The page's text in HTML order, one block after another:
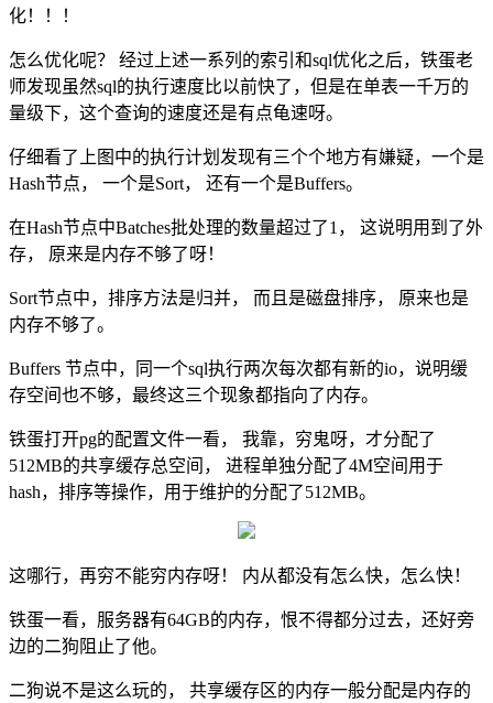
化！！！
怎么优化呢？ 经过上述一系列的索引和sql优化之后，铁蛋老
师发现虽然sql的执行速度比以前快了，但是在单表一千万的
量级下，这个查询的速度还是有点龟速呀。
仔细看了上图中的执行计划发现有三个个地方有嫌疑，一个是
Hash节点， 一个是Sort， 还有一个是Buffers。
在Hash节点中Batches批处理的数量超过了1， 这说明用到了外
存， 原来是内存不够了呀！
Sort节点中，排序方法是归并， 而且是磁盘排序， 原来也是
内存不够了。
Buffers 节点中，同一个sql执行两次每次都有新的io，说明缓
存空间也不够，最终这三个现象都指向了内存。
铁蛋打开pg的配置文件一看， 我靠，穷鬼呀，才分配了
512MB的共享缓存总空间， 进程单独分配了4M空间用于
hash，排序等操作，用于维护的分配了512MB。
这哪行，再穷不能穷内存呀！ 内从都没有怎么快，怎么快！
铁蛋一看，服务器有64GB的内存，恨不得都分过去，还好旁
边的二狗阻止了他。
二狗说不是这么玩的， 共享缓存区的内存一般分配是内存的